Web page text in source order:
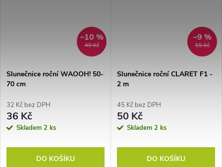
40 Kč
–10 %
Slunečnice roční WAOOH! 50-
70 cm
32 Kč bez DPH
36 Kč
Skladem 2 ks
DO KOŠÍKU
55 Kč
–9 %
Slunečnice roční CLARET F1 -
2 m
45 Kč bez DPH
50 Kč
Skladem 2 ks
DO KOŠÍKU